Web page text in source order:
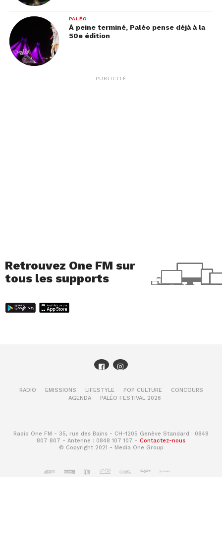
PALÉO
À peine terminé, Paléo pense déjà à la
50e édition
PUBLICITÉ
Retrouvez One FM sur
tous les supports
RADIO EMISSIONS LIFESTYLE POP CULTURE
CONCOURS
AGENDA
PALÉO FESTIVAL 2026
Radio One FM - 35, rue des Bains - CH-1205 Genève Standard : 0848
807 807 - Antenne : 0848 107 107 - Contactez-nous
© Copyright 2021 - Media One Group